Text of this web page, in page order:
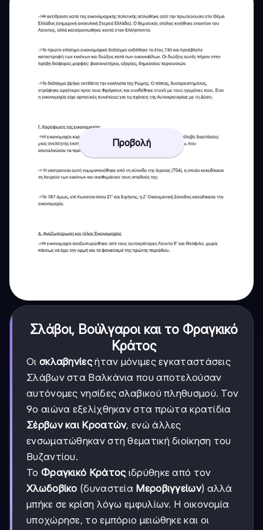
Προβολή
Σλάβοι, Βούλγαροι και το Φραγκικό
Κράτος
Οι σκλαβηνίεςήταν μόνιμες εγκαταστάσεις
Σλάβων στα Βαλκάνια που αποτελούσαν
αυτόνομες νησίδες σλαβικού πληθυσμού. Τον
9ο αιώνα εξελίχθηκαν στα πρώτα κρατίδια
Σέρβων και Κροατών, ενώ άλλες
ενσωματώθηκαν στη θεματική διοίκηση του
Βυζαντίου.
Το Φραγκικό Κράτοςιδρύθηκε από τον
Χλωδοβίκο (δυναστεία Μεροβιγγείων) αλλά
μπήκε σε κρίση λόγω εμφυλίων. Η οικονομία
υποχώρησε, το εμπόριο μειώθηκε και οι